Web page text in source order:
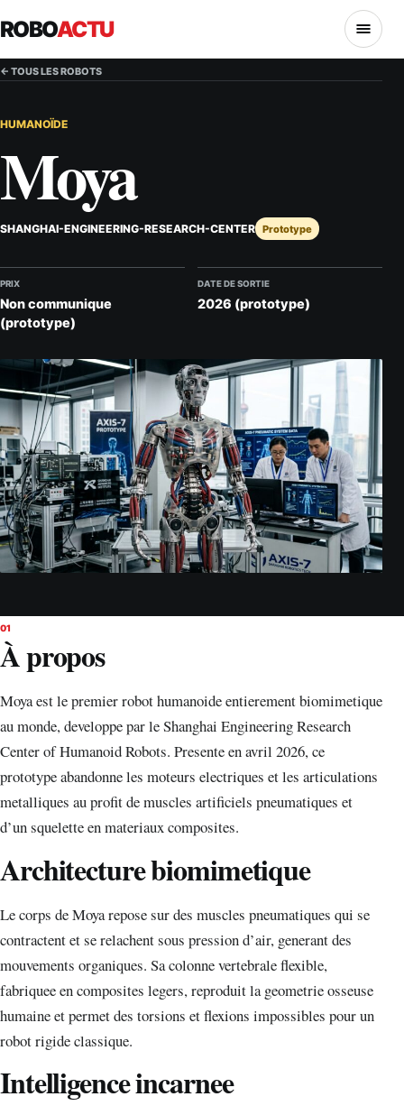
ROBOACTU MENU
← TOUS LES ROBOTS
HUMANOÏDE
Moya
SHANGHAI-ENGINEERING-RESEARCH-CENTER Prototype
PRIX
Non communique
(prototype)
DATE DE SORTIE
2026 (prototype)
01
À propos
Moya est le premier robot humanoide entierement biomimetique
au monde, developpe par le Shanghai Engineering Research
Center of Humanoid Robots. Presente en avril 2026, ce
prototype abandonne les moteurs electriques et les articulations
metalliques au profit de muscles artificiels pneumatiques et
d’un squelette en materiaux composites.
Architecture biomimetique
Le corps de Moya repose sur des muscles pneumatiques qui se
contractent et se relachent sous pression d’air, generant des
mouvements organiques. Sa colonne vertebrale flexible,
fabriquee en composites legers, reproduit la geometrie osseuse
humaine et permet des torsions et flexions impossibles pour un
robot rigide classique.
Intelligence incarnee